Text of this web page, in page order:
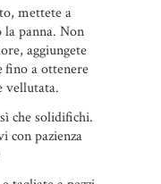
mettete a
panna. Non
aggiungete
fino a ottenere
vellutata.
che solidifichi.
con pazienza